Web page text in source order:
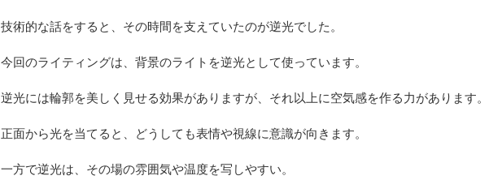
技術的な話をすると、その時間を支えていたのが逆光でした。
今回のライティングは、背景のライトを逆光として使っています。
逆光には輪郭を美しく見せる効果がありますが、それ以上に空気感を作る力があります。
正面から光を当てると、どうしても表情や視線に意識が向きます。
一方で逆光は、その場の雰囲気や温度を写しやすい。